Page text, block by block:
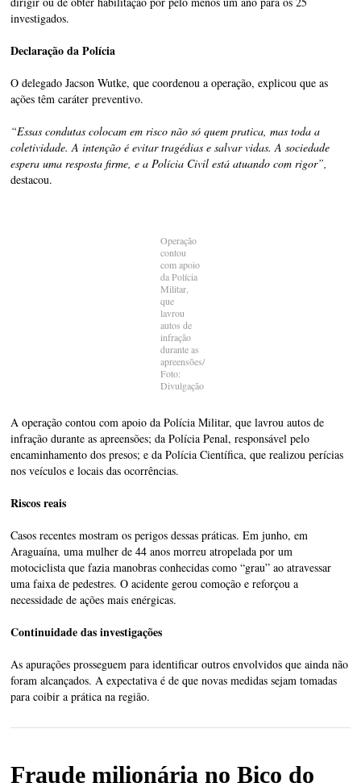
investigados.
Declaração da Polícia
O delegado Jacson Wutke, que coordenou a operação, explicou que as
ações têm caráter preventivo.
“Essas condutas colocam em risco não só quem pratica, mas toda a
coletividade. A intenção é evitar tragédias e salvar vidas. A sociedade
espera uma resposta firme, e a Polícia Civil está atuando com rigor”,
destacou.
Operação
contou
com apoio
da Polícia
Militar,
que
lavrou
autos de
infração
durante as
apreensões/
Foto:
Divulgação
A operação contou com apoio da Polícia Militar, que lavrou autos de
infração durante as apreensões; da Polícia Penal, responsável pelo
encaminhamento dos presos; e da Polícia Científica, que realizou perícias
nos veículos e locais das ocorrências.
Riscos reais
Casos recentes mostram os perigos dessas práticas. Em junho, em
Araguaína, uma mulher de 44 anos morreu atropelada por um
motociclista que fazia manobras conhecidas como “grau” ao atravessar
uma faixa de pedestres. O acidente gerou comoção e reforçou a
necessidade de ações mais enérgicas.
Continuidade das investigações
As apurações prosseguem para identificar outros envolvidos que ainda não
foram alcançados. A expectativa é de que novas medidas sejam tomadas
para coibir a prática na região.
Fraude milionária no Bico do